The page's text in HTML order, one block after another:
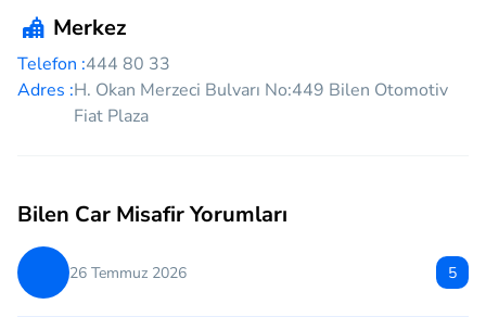
Merkez
Telefon :444 80 33
Adres :H. Okan Merzeci Bulvarı No:449 Bilen Otomotiv
Fiat Plaza
Bilen Car Misafir Yorumları
26 Temmuz 2026 5